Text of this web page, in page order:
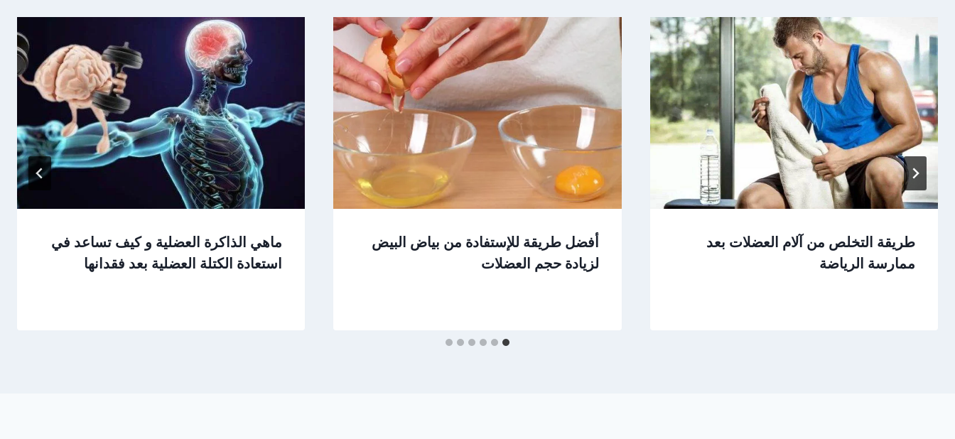
طريقة التخلص من آلام العضلات بعد
ممارسة الرياضة
أفضل طريقة للإستفادة من بياض البيض
لزيادة حجم العضلات
ماهي الذاكرة العضلية و كيف تساعد في
استعادة الكتلة العضلية بعد فقدانها